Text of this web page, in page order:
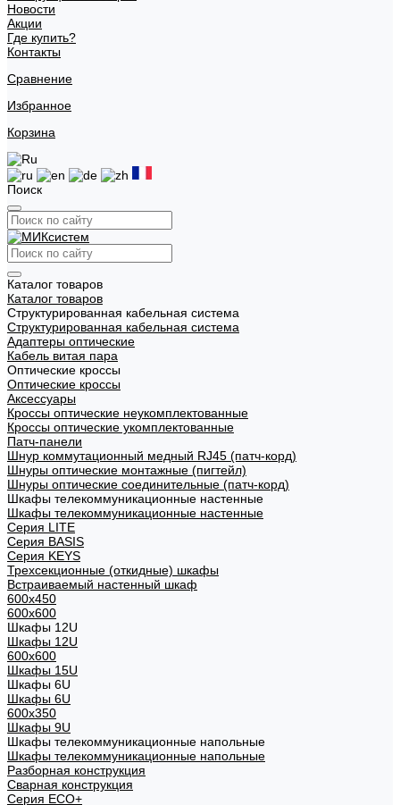
Новости
Акции
Где купить?
Контакты
Сравнение
Избранное
Корзина
Поиск
Каталог товаров
Каталог товаров
Структурированная кабельная система
Структурированная кабельная система
Адаптеры оптические
Кабель витая пара
Оптические кроссы
Оптические кроссы
Аксессуары
Кроссы оптические неукомплектованные
Кроссы оптические укомплектованные
Патч-панели
Шнур коммутационный медный RJ45 (патч-корд)
Шнуры оптические монтажные (пигтейл)
Шнуры оптические соединительные (патч-корд)
Шкафы телекоммуникационные настенные
Шкафы телекоммуникационные настенные
Cерия LITE
Cерия BASIS
Cерия KEYS
Трехсекционные (откидные) шкафы
Встраиваемый настенный шкаф
600x450
600x600
Шкафы 12U
Шкафы 12U
600x600
Шкафы 15U
Шкафы 6U
Шкафы 6U
600x350
Шкафы 9U
Шкафы телекоммуникационные напольные
Шкафы телекоммуникационные напольные
Разборная конструкция
Сварная конструкция
Серия ECO+